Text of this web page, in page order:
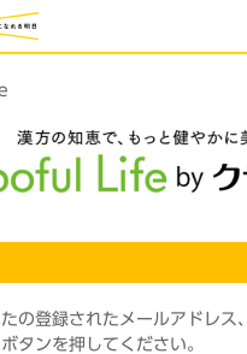
の登録されたメールアドレス
タンを押してください。